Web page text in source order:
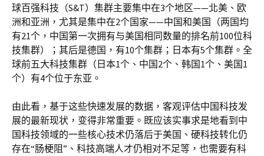
球百强科技（S&T）集群主要集中在3个地区——北美、欧
洲和亚洲，尤其是集中在2个国家——中国和美国（两国均
有21个，中国第一次拥有与美国相同数量的排名前100位科
技集群）；其后是德国，有10个集群；日本有5个集群。全
球前五大科技集群（日本1个、中国2个、韩国1个、美国1
个）有4个位于东亚。
由此看，基于这些快速发展的数据，客观评估中国科技发
展的最新现状，变得非常重要。既应该实事求是地看到中
国科技领域的一些核心技术仍落后于美国、硬科技转化仍
存在“肠梗阻”、科技高端人才仍相对不足等，也需要有科